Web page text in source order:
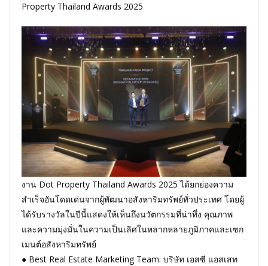
Property Thailand Awards 2025
งาน Dot Property Thailand Awards 2025 ได้ยกย่องความ
สำเร็จอันโดดเด่นจากผู้พัฒนาอสังหาริมทรัพย์ทั่วประเทศ โดยผู้
ได้รับรางวัลในปีนี้แสดงให้เห็นถึงนวัตกรรมที่น่าทึ่ง คุณภาพ
และความมุ่งมั่นในความเป็นเลิศในหลากหลายภูมิภาคและเซก
เมนต์อสังหาริมทรัพย์
● Best Real Estate Marketing Team: บริษัท เอสซี แอสเสท